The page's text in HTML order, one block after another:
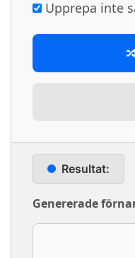
Upprepa inte
Resultat:
Genererade